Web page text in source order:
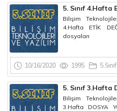
5. Sınıf 4.Hafta
Bilişim
4.Hafta ETİK
dosyaları
10/16/2020 1995
5. Sınıf 3.Hafta
Bilişim
3.Hafta DOSYA